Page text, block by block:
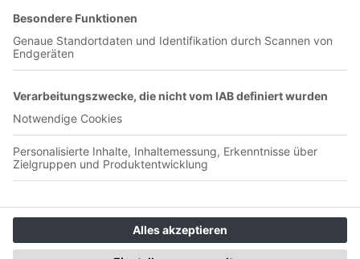
Olympia-Verlag GmbH
Badstraße 4-6
90402 Nürnberg
Unterstütze uns <3
👉 Podcast einreichen👉 Selber einen Podcast starten👉 Supporter